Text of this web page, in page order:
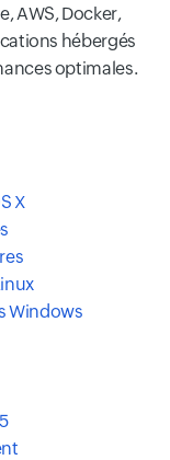
AWS, Docker,
hébergés
optimales.
X
Windows